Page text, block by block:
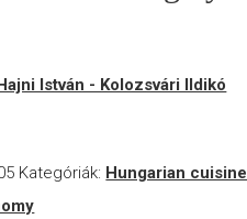
István - Kolozsvári Ildikó
Kategóriák: Hungarian cuisine